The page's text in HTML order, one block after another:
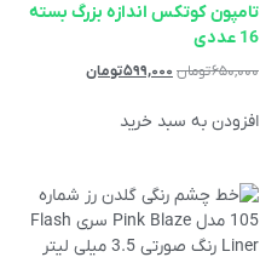
تامپون کوتکس اندازه بزرگ بسته
16 عددی
۶۵۰,۰۰۰تومان ۵۹۹,۰۰۰تومان
افزودن به سبد خرید